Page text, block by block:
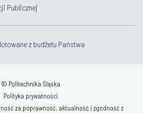
Publicznej
z budżetu Państwa
© Politechnika Śląska
Polityka prywatności
za poprawność, aktualność i zgodność z